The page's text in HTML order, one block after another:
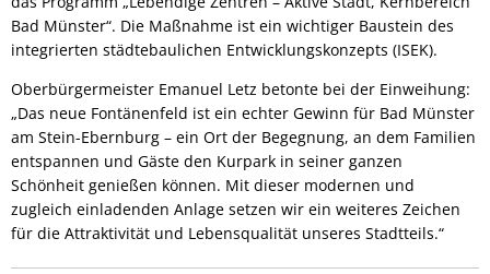
Bad Münster“. Die Maßnahme ist ein wichtiger Baustein des
integrierten städtebaulichen Entwicklungskonzepts (ISEK).
Oberbürgermeister Emanuel Letz betonte bei der Einweihung:
„Das neue Fontänenfeld ist ein echter Gewinn für Bad Münster
am Stein-Ebernburg – ein Ort der Begegnung, an dem Familien
entspannen und Gäste den Kurpark in seiner ganzen
Schönheit genießen können. Mit dieser modernen und
zugleich einladenden Anlage setzen wir ein weiteres Zeichen
für die Attraktivität und Lebensqualität unseres Stadtteils.“